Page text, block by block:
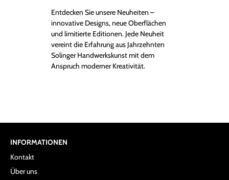
Entdecken Sie unsere Neuheiten –
innovative Designs, neue Oberflächen
und limitierte Editionen. Jede Neuheit
vereint die Erfahrung aus Jahrzehnten
Solinger Handwerkskunst mit dem
Anspruch moderner Kreativität.
INFORMATIONEN
Kontakt
Über uns